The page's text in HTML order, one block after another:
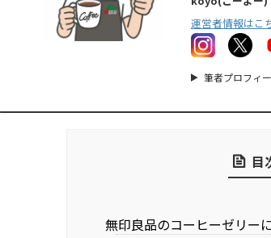
運営者情報はこ
筆者プロフィ
目
無印良品のコーヒーゼリー